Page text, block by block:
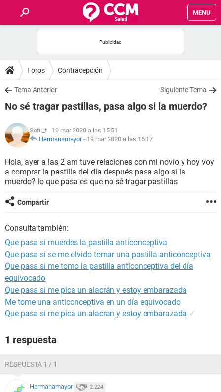
MENU
FOROS
SALUD
NUTRICIÓN
BIENESTAR
Foros Contracepción
Tema Anterior Siguiente Tema
No sé tragar pastillas, pasa algo si la muerdo?
Sofii_t - 19 mar 2020 a las 15:51
Hermanamayor- 19 mar 2020 a las 16:17
Hola, ayer a las 2 am tuve relaciones con mi novio y hoy voy
a comprar la pastilla del día después pasa algo si la
muerdo? lo que pasa es que no sé tragar pastillas
Compartir
Consulta también:
Que pasa si muerdes la pastilla anticonceptiva
Que pasa si se me olvido tomar una pastilla anticonceptiva
Que pasa si me tomo la pastilla anticonceptiva del día
equivocado
Que pasa si me pica un alacrán y estoy embarazada
Me tome una anticonceptiva en un día equivocado
Que pasa si me pica un alacran y estoy embarazada ✓
1 respuesta
RESPUESTA 1 / 1
Hermanamayor 2.224